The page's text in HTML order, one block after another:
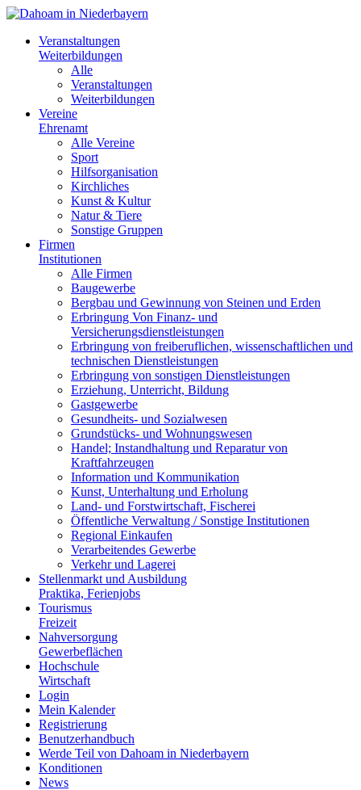
Veranstaltungen
Weiterbildungen
Alle
Veranstaltungen
Weiterbildungen
Vereine
Ehrenamt
Alle Vereine
Sport
Hilfsorganisation
Kirchliches
Kunst & Kultur
Natur & Tiere
Sonstige Gruppen
Firmen
Institutionen
Alle Firmen
Baugewerbe
Bergbau und Gewinnung von Steinen und Erden
Erbringung Von Finanz- und
Versicherungsdienstleistungen
Erbringung von freiberuflichen, wissenschaftlichen und
technischen Dienstleistungen
Erbringung von sonstigen Dienstleistungen
Erziehung, Unterricht, Bildung
Gastgewerbe
Gesundheits- und Sozialwesen
Grundstücks- und Wohnungswesen
Handel; Instandhaltung und Reparatur von
Kraftfahrzeugen
Information und Kommunikation
Kunst, Unterhaltung und Erholung
Land- und Forstwirtschaft, Fischerei
Öffentliche Verwaltung / Sonstige Institutionen
Regional Einkaufen
Verarbeitendes Gewerbe
Verkehr und Lagerei
Stellenmarkt und Ausbildung
Praktika, Ferienjobs
Tourismus
Freizeit
Nahversorgung
Gewerbeflächen
Hochschule
Wirtschaft
Login
Mein Kalender
Registrierung
Benutzerhandbuch
Werde Teil von Dahoam in Niederbayern
Konditionen
News